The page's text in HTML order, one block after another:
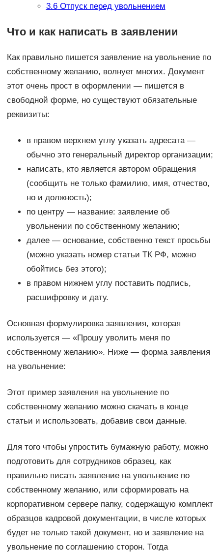
3.6Отпуск перед увольнением
Что и как написать в заявлении
Как правильно пишется заявление на увольнение по
собственному желанию, волнует многих. Документ
этот очень прост в оформлении — пишется в
свободной форме, но существуют обязательные
реквизиты:
в правом верхнем углу указать адресата —
обычно это генеральный директор организации;
написать, кто является автором обращения
(сообщить не только фамилию, имя, отчество,
но и должность);
по центру — название: заявление об
увольнении по собственному желанию;
далее — основание, собственно текст просьбы
(можно указать номер статьи ТК РФ, можно
обойтись без этого);
в правом нижнем углу поставить подпись,
расшифровку и дату.
Основная формулировка заявления, которая
используется — «Прошу уволить меня по
собственному желанию». Ниже — форма заявления
на увольнение:
Этот пример заявления на увольнение по
собственному желанию можно скачать в конце
статьи и использовать, добавив свои данные.
Для того чтобы упростить бумажную работу, можно
подготовить для сотрудников образец, как
правильно писать заявление на увольнение по
собственному желанию, или сформировать на
корпоративном сервере папку, содержащую комплект
образцов кадровой документации, в числе которых
будет не только такой документ, но и заявление на
увольнение по соглашению сторон. Тогда